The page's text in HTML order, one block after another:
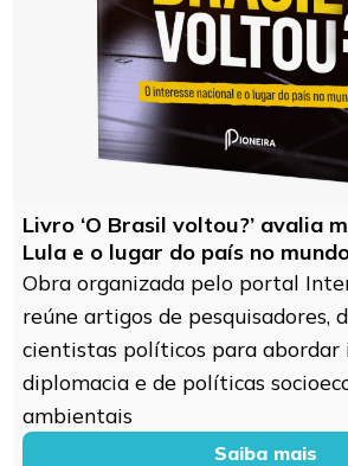
Livro ‘O Brasil voltou?’ avalia
Lula e o lugar do país no
Obra organizada pelo portal
reúne artigos de pesquisadores,
cientistas políticos para abordar
diplomacia e de políticas
ambientais
Saiba mais